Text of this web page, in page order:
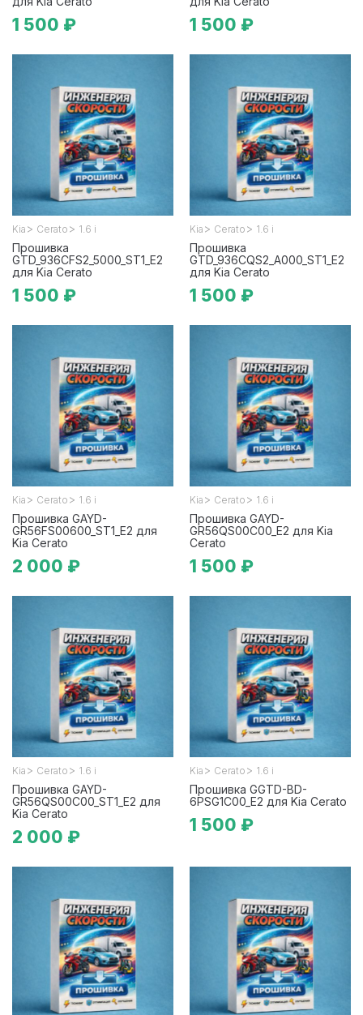
1 500 ₽ 1 500 ₽
Kia > Cerato > 1.6 i
Прошивка
GTD_936CFS2_5000_ST1_E2
для Kia Cerato
1 500 ₽
Kia > Cerato > 1.6 i
Прошивка
GTD_936CQS2_A000_ST1_E2
для Kia Cerato
1 500 ₽
Kia > Cerato > 1.6 i
Прошивка GAYD-
GR56FS00600_ST1_E2 для
Kia Cerato
2 000 ₽
Kia > Cerato > 1.6 i
Прошивка GAYD-
GR56QS00C00_E2 для Kia
Cerato
1 500 ₽
Kia > Cerato > 1.6 i
Прошивка GAYD-
GR56QS00C00_ST1_E2 для
Kia Cerato
2 000 ₽
Kia > Cerato > 1.6 i
Прошивка GGTD-BD-
6PSG1C00_E2 для Kia Cerato
1 500 ₽